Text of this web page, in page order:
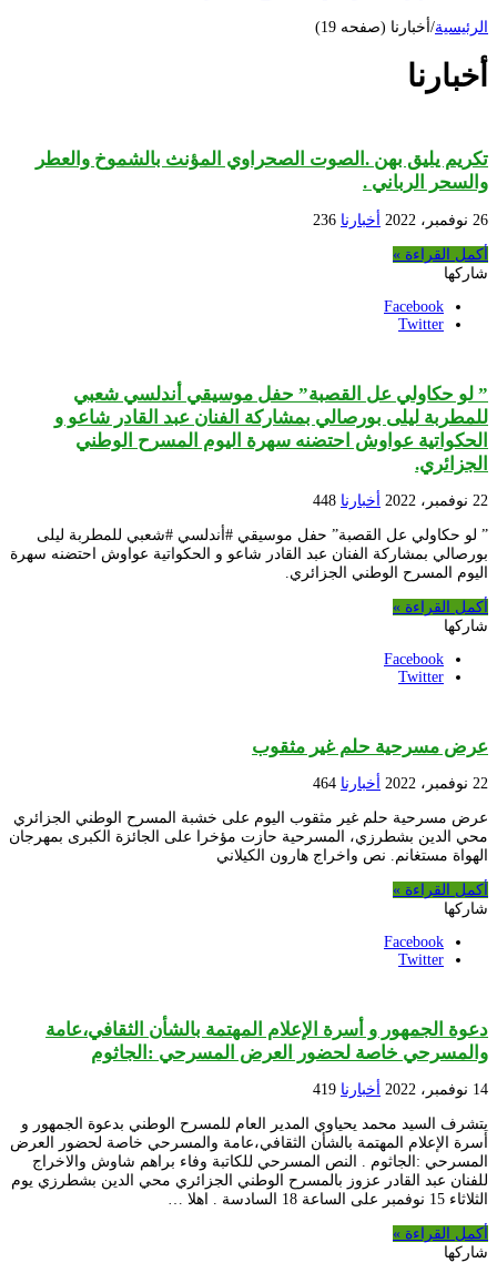
الرئيسية/ أخبارنا (صفحه 19)
أخبارنا
تكريم يليق بهن .الصوت الصحراوي المؤنث بالشموخ والعطر
والسحر الرباني .
26 نوفمبر، 2022 أخبارنا 236
أكمل القراءة »
شاركها
Facebook
Twitter
” لو حكاولي عل القصبة” حفل موسيقي أندلسي شعبي
للمطربة ليلى بورصالي بمشاركة الفنان عبد القادر شاعو و
الحكواتية عواوش احتضنه سهرة اليوم المسرح الوطني
الجزائري.
22 نوفمبر، 2022 أخبارنا 448
” لو حكاولي عل القصبة” حفل موسيقي #أندلسي #شعبي للمطربة ليلى
بورصالي بمشاركة الفنان عبد القادر شاعو و الحكواتية عواوش احتضنه سهرة
اليوم المسرح الوطني الجزائري.
أكمل القراءة »
شاركها
Facebook
Twitter
عرض مسرحية حلم غير مثقوب
22 نوفمبر، 2022 أخبارنا 464
عرض مسرحية حلم غير مثقوب اليوم على خشبة المسرح الوطني الجزائري
محي الدين بشطرزي، المسرحية حازت مؤخرا على الجائزة الكبرى بمهرجان
الهواة مستغانم. نص واخراج هارون الكيلاني
أكمل القراءة »
شاركها
Facebook
Twitter
دعوة الجمهور و أسرة الإعلام المهتمة بالشأن الثقافي،عامة
والمسرحي خاصة لحضور العرض المسرحي :الجاثوم
14 نوفمبر، 2022 أخبارنا 419
يتشرف السيد محمد يحياوي المدير العام للمسرح الوطني بدعوة الجمهور و
أسرة الإعلام المهتمة بالشأن الثقافي،عامة والمسرحي خاصة لحضور العرض
المسرحي :الجاثوم . النص المسرحي للكاتبة وفاء براهم شاوش والاخراج
للفنان عبد القادر عزوز بالمسرح الوطني الجزائري محي الدين بشطرزي يوم
الثلاثاء 15 نوفمبر على الساعة 18 السادسة . اهلا …
أكمل القراءة »
شاركها